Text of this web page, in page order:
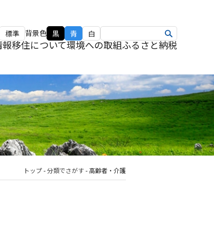
標準 背景色 黒 青 白
報移住について環境への取組ふるさと納税
トップ-分類でさがす-高齢者・介護